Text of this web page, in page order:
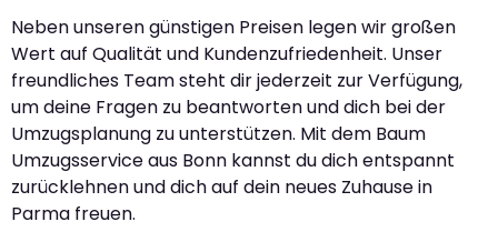
Neben unseren günstigen Preisen legen wir großen
Wert auf Qualität und Kundenzufriedenheit. Unser
freundliches Team steht dir jederzeit zur Verfügung,
um deine Fragen zu beantworten und dich bei der
Umzugsplanung zu unterstützen. Mit dem Baum
Umzugsservice aus Bonn kannst du dich entspannt
zurücklehnen und dich auf dein neues Zuhause in
Parma freuen.